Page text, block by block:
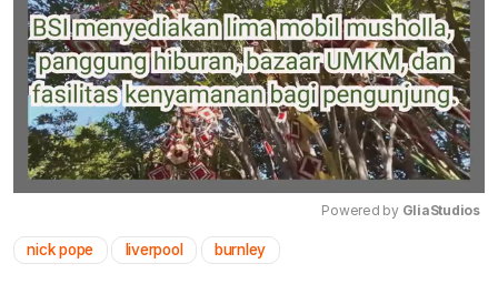
Powered by GliaStudios
nick pope liverpool burnley